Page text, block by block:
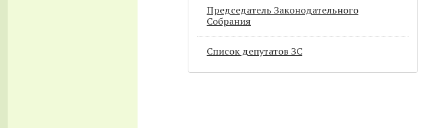
Председатель Законодательного
Cобрания
Список депутатов ЗС